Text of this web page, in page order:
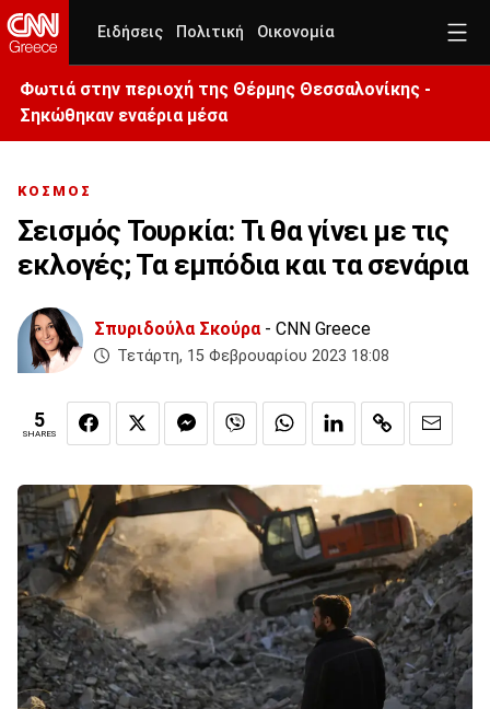
Ειδήσεις Πολιτική Οικονομία
Φωτιά στην περιοχή της Θέρμης Θεσσαλονίκης -
Σηκώθηκαν εναέρια μέσα
ΚΟΣΜΟΣ
Σεισμός Τουρκία: Τι θα γίνει με τις
εκλογές; Τα εμπόδια και τα σενάρια
Σπυριδούλα Σκούρα- CNN Greece
Τετάρτη, 15 Φεβρουαρίου 2023 18:08
5
SHARES